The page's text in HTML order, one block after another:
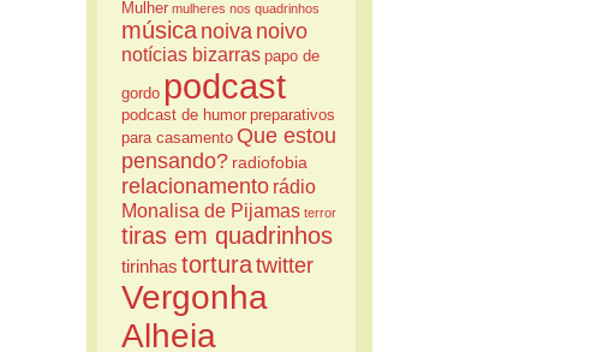
Mulher mulheres nos quadrinhos
música noiva noivo
notícias bizarras papo de
gordo podcast
podcast de humor preparativos
para casamento Que estou
pensando? radiofobia
relacionamento rádio
Monalisa de Pijamas terror
tiras em quadrinhos
tirinhas torturatwitter
Vergonha
Alheia